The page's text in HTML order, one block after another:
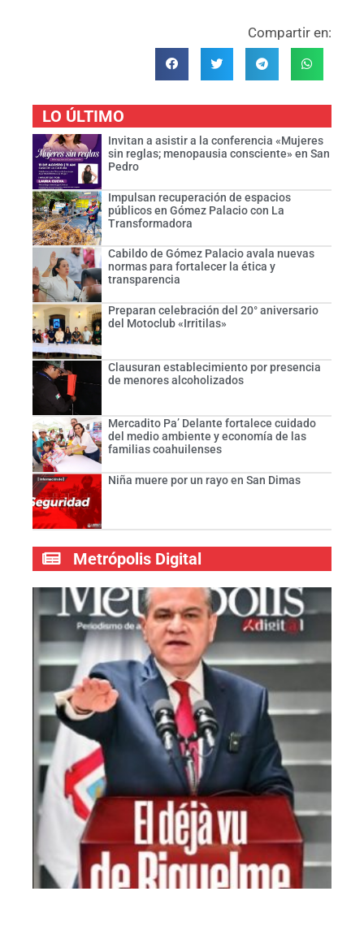
Compartir en:
LO ÚLTIMO
Invitan a asistir a la conferencia «Mujeres
sin reglas; menopausia consciente» en San
Pedro
Impulsan recuperación de espacios
públicos en Gómez Palacio con La
Transformadora
Cabildo de Gómez Palacio avala nuevas
normas para fortalecer la ética y
transparencia
Preparan celebración del 20° aniversario
del Motoclub «Irritilas»
Clausuran establecimiento por presencia
de menores alcoholizados
Mercadito Pa’ Delante fortalece cuidado
del medio ambiente y economía de las
familias coahuilenses
Niña muere por un rayo en San Dimas
Metrópolis Digital